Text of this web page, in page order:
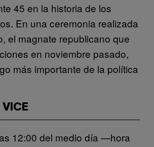
45 en la historia de los
En una ceremonia realizada
el magnate republicano que
en noviembre pasado,
más importante de la política
VICE
12:00 del medio día —hora